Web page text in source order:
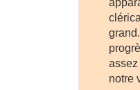
notre